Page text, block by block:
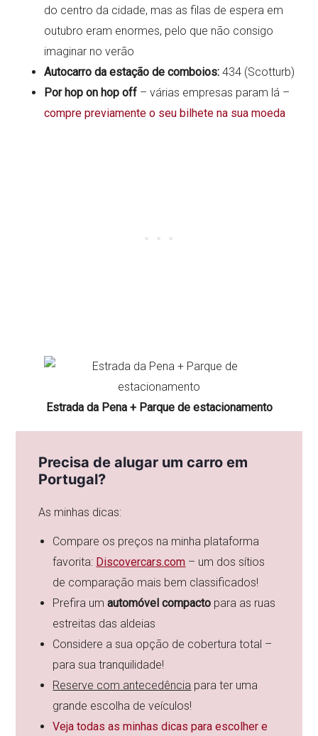
do centro da cidade, mas as filas de espera em
outubro eram enormes, pelo que não consigo
imaginar no verão
Autocarro da estação de comboios: 434 (Scotturb)
Por hop on hop off – várias empresas param lá –
compre previamente o seu bilhete na sua moeda
Estrada da Pena + Parque de estacionamento
Precisa de alugar um carro em
Portugal?
As minhas dicas:
Compare os preços na minha plataforma
favorita: Discovercars.com – um dos sítios
de comparação mais bem classificados!
Prefira umautomóvel compacto para as ruas
estreitas das aldeias
Considere a sua opção de cobertura total –
para sua tranquilidade!
Reserve com antecedência para ter uma
grande escolha de veículos!
Veja todas as minhas dicas para escolher e